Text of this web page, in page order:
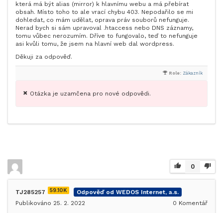
která má být alias (mirror) k hlavnímu webu a má přebírat
obsah. Místo toho to ale vrací chybu 403. Nepodařilo se mi
dohledat, co mám udělat, oprava práv souborů nefunguje.
Nerad bych si sám upravoval .htaccess nebo DNS záznamy,
tomu vůbec nerozumím. Dříve to fungovalo, teď to nefunguje
asi kvůli tomu, že jsem na hlavní web dal wordpress.
Děkuji za odpověď.
Role: Zákazník
Otázka je uzamčena pro nové odpovědi.
0
TJ285257 59.10K
Odpověď od WEDOS Internet, a.s.
Publikováno 25. 2. 2022
0 Komentář